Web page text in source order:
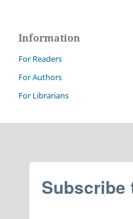
Information
For Readers
For Authors
For Librarians